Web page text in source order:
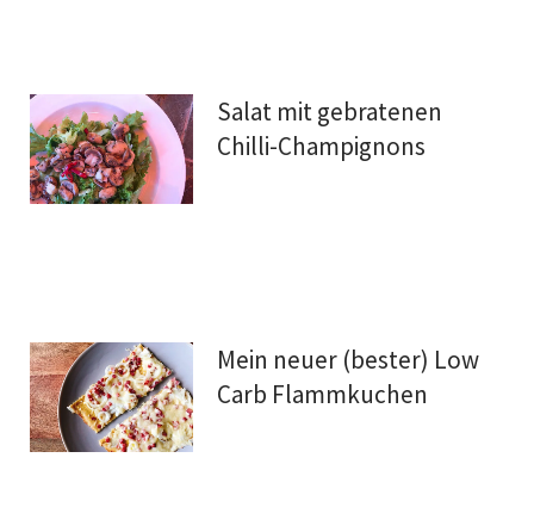
Salat mit gebratenen
Chilli-Champignons
Mein neuer (bester) Low
Carb Flammkuchen